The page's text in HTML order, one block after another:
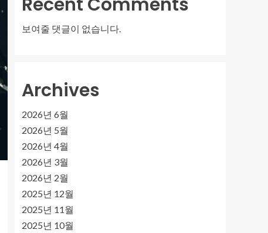
보여줄 댓글이 없습니다.
Archives
2026년 6월
2026년 5월
2026년 4월
2026년 3월
2026년 2월
2025년 12월
2025년 11월
2025년 10월